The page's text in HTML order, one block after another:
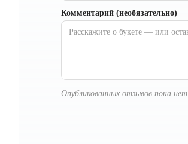
Комментарий (необязательно)
Опубликованных отзывов пока нет.